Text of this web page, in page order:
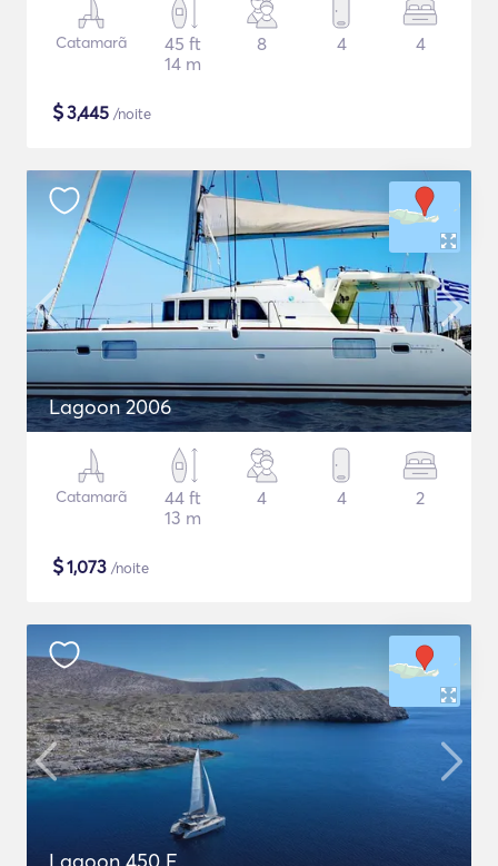
Catamarã
45 ft
14 m
8 4 4
$3,445 /noite
Lagoon 2006
Catamarã
44 ft
13 m
4 4 2
$1,073 /noite